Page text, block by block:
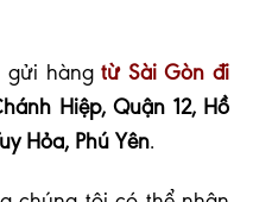
gửi hàngtừ Sài Gòn đi
Hiệp, Quận 12, Hồ
Hỏa, Phú Yên.